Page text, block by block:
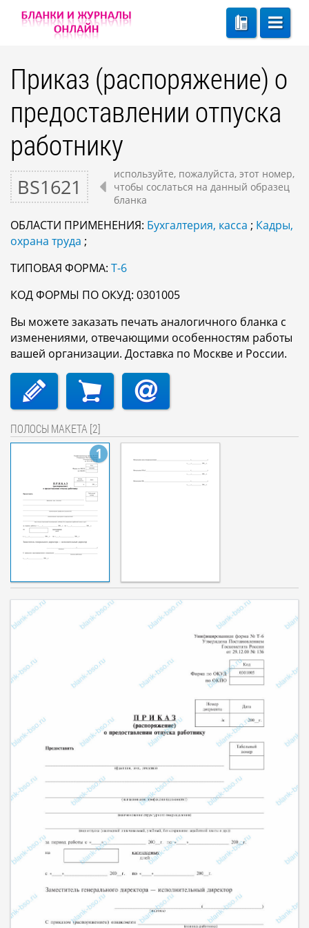
Приказ (распоряжение) о
предоставлении отпуска
работнику
BS1621
используйте, пожалуйста, этот номер,
чтобы сослаться на данный образец
бланка
ОБЛАСТИ ПРИМЕНЕНИЯ: Бухгалтерия, касса ; Кадры,
охрана труда ;
ТИПОВАЯ ФОРМА: Т-6
КОД ФОРМЫ ПО ОКУД: 0301005
Вы можете заказать печать аналогичного бланка с
изменениями, отвечающими особенностям работы
вашей организации. Доставка по Москве и России.
ПОЛОСЫ МАКЕТА [2]
1